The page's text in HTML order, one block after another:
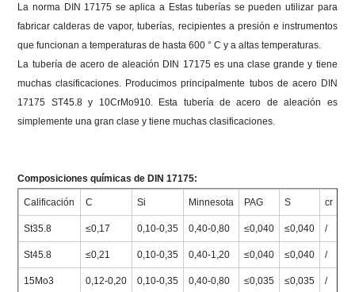
La norma DIN 17175 se aplica a Estas tuberías se pueden utilizar para
fabricar calderas de vapor, tuberías, recipientes a presión e instrumentos
que funcionan a temperaturas de hasta 600 ° C y a altas temperaturas.
La tubería de acero de aleación DIN 17175 es una clase grande y tiene
muchas clasificaciones. Producimos principalmente tubos de acero DIN
17175 ST45.8 y 10CrMo910. Esta tubería de acero de aleación es
simplemente una gran clase y tiene muchas clasificaciones.
Composiciones químicas de DIN 17175:
Calificación C Si Minnesota PAG S cr
St35.8 ≤0,17 0,10-0,35 0,40-0,80 ≤0,040 ≤0,040 /
St45.8 ≤0,21 0,10-0,35 0,40-1,20 ≤0,040 ≤0,040 /
15Mo3 0,12-0,20 0,10-0,35 0,40-0,80 ≤0,035 ≤0,035 /